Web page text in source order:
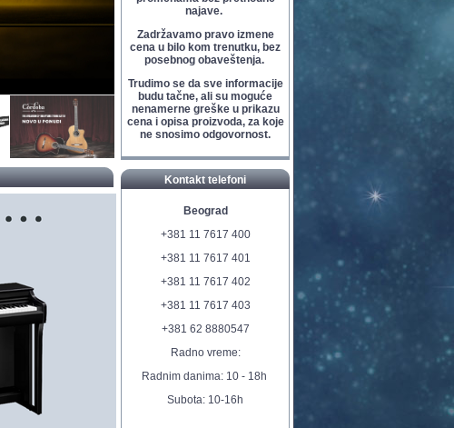
najave.
Zadržavamo pravo izmene
cena u bilo kom trenutku, bez
posebnog obaveštenja.
Trudimo se da sve informacije
budu tačne, ali su moguće
nenamerne greške u prikazu
cena i opisa proizvoda, za koje
ne snosimo odgovornost.
Kontakt telefoni
Beograd
+381 11 7617 400
+381 11 7617 401
+381 11 7617 402
+381 11 7617 403
+381 62 8880547
Radno vreme:
Radnim danima: 10 - 18h
Subota: 10-16h